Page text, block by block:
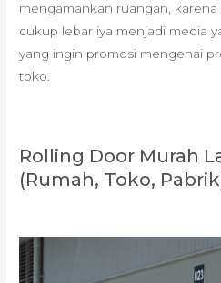
mengamankan ruangan,
cukup lebar iya menjadi media
yang ingin promosi mengenai
toko.
Rolling Door Murah
(Rumah, Toko,